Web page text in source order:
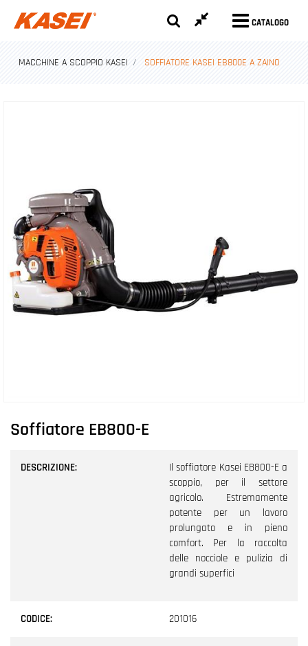
CATALOGO
MACCHINE A SCOPPIO KASEI SOFFIATORE KASEI EB800E A ZAINO
Soffiatore EB800-E
DESCRIZIONE:
Il soffiatore Kasei EB800-E a
scoppio, per il settore
agricolo. Estremamente
potente per un lavoro
prolungato e in pieno
comfort. Per la raccolta
delle nocciole e pulizia di
grandi superfici
CODICE: 201016